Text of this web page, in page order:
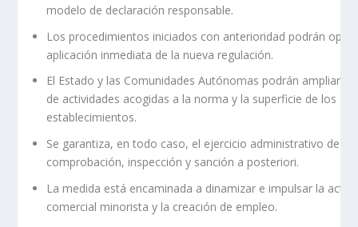
modelo de declaración responsable.
Los procedimientos iniciados con anterioridad podrán
aplicación inmediata de la nueva regulación.
El Estado y las Comunidades Autónomas podrán ampliar el
de actividades acogidas a la norma y la superficie de los
establecimientos.
Se garantiza, en todo caso, el ejercicio administrativo de
comprobación, inspección y sanción a posteriori.
La medida está encaminada a dinamizar e impulsar la
comercial minorista y la creación de empleo.